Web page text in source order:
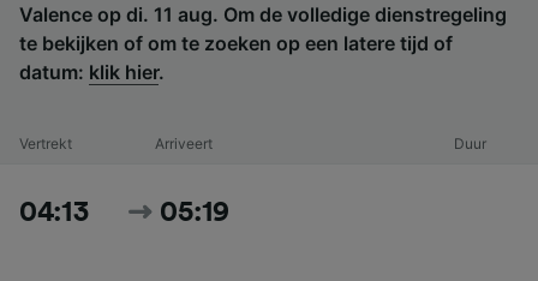
Valence op di. 11 aug. Om de volledige dienstregeling
te bekijken of om te zoeken op een latere tijd of
datum: klik hier.
Vertrekt Arriveert Duur
04:13 05:19